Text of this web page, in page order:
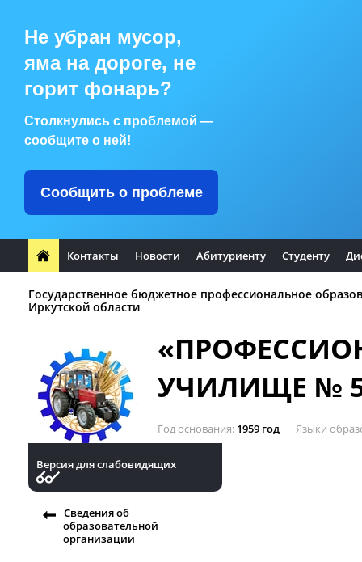
Не убран мусор,
яма на дороге, не
горит фонарь?
Столкнулись с проблемой —
сообщите о ней!
Сообщить о проблеме
Контакты Новости Абитуриенту Студенту
Государственное бюджетное профессиональное
Иркутской области
УЧИЛИЩЕ №
Год основания 1959 год Языки
Версия для слабовидящих
Сведения об
образовательной
организации